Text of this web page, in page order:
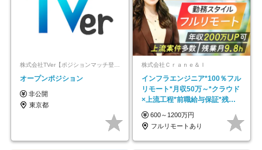
株式会社TVer【ポジションマッチ登録】
オープンポジション
非公開
東京都
株式会社Ｃｒａｎｅ＆Ｉ
インフラエンジニア*100％フル
リモート*月収50万～*クラウド
×上流工程*前職給与保証*残業
月9.8h
600～1200万円
フルリモートあり